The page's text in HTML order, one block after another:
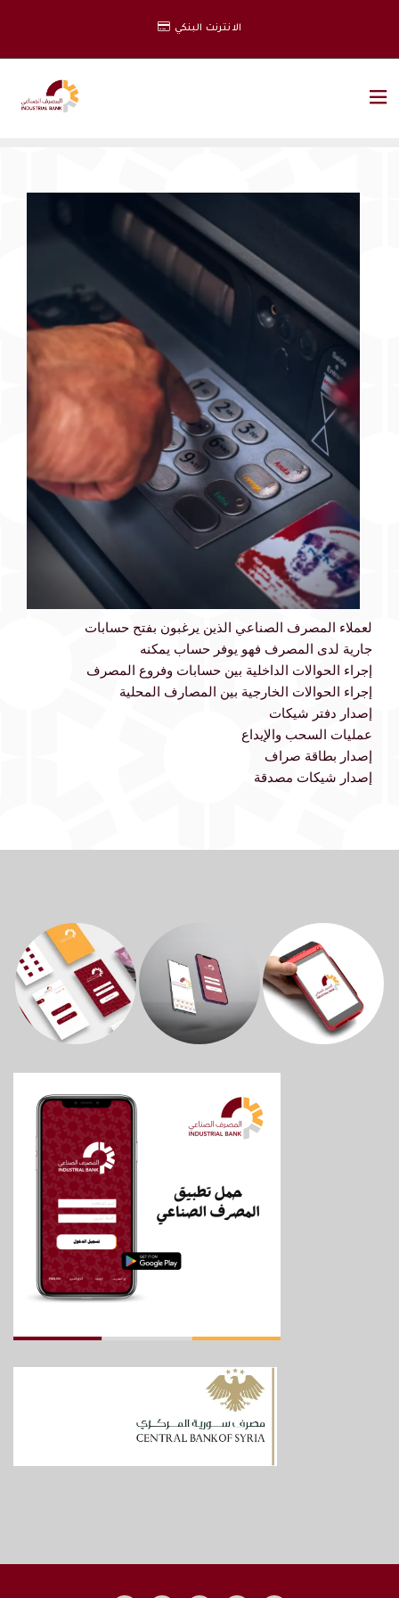
الانترنت البنكي
لعملاء المصرف الصناعي الذين يرغبون بفتح حسابات
جارية لدى المصرف فهو يوفر حساب يمكنه
إجراء الحوالات الداخلية بين حسابات وفروع المصرف
إجراء الحوالات الخارجية بين المصارف المحلية
إصدار دفتر شيكات
عمليات السحب والإيداع
إصدار بطاقة صراف
إصدار شيكات مصدقة